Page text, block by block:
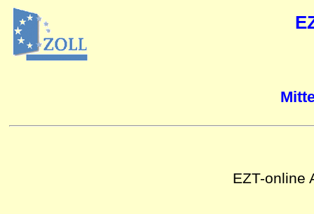
EZT-online